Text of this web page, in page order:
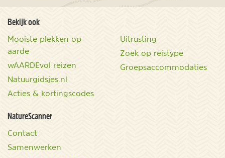
Bekijk ook
Mooiste plekken op
aarde
wAARDEvol reizen
Natuurgidsjes.nl
Acties & kortingscodes
Uitrusting
Zoek op reistype
Groepsaccommodaties
NatureScanner
Contact
Samenwerken